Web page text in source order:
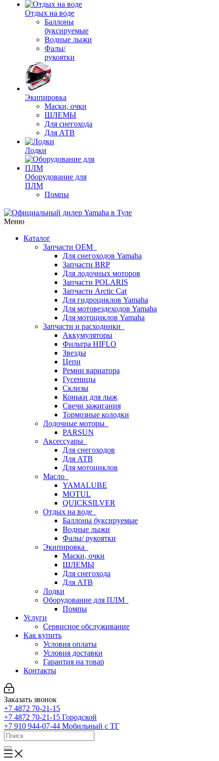
Отдых на воде
Баллоны
буксируемые
Водные лыжи
Фалы/
рукоятки
Экипировка
Маски, очки
ШЛЕМЫ
Для снегохода
Для АТВ
Лодки
Оборудование для
ПЛМ
Помпы
Меню
Каталог
Запчасти OEM
Для снегоходов Yamaha
Запчасти BRP
Для лодочных моторов
Запчасти POLARIS
Запчасти Arctic Cat
Для гидроциклов Yamaha
Для мотовездеходов Yamaha
Для мотоциклов Yamaha
Запчасти и расходники
Аккумуляторы
Фильтра HIFLO
Звезды
Цепи
Ремни вариатора
Гусеницы
Склизы
Коньки для лыж
Свечи зажигания
Тормозные колодки
Лодочные моторы
PARSUN
Аксессуары
Для снегоходов
Для АТВ
Для мотоциклов
Масло
YAMALUBE
MOTUL
QUICKSILVER
Отдых на воде
Баллоны буксируемые
Водные лыжи
Фалы/ рукоятки
Экипировка
Маски, очки
ШЛЕМЫ
Для снегохода
Для АТВ
Лодки
Оборудование для ПЛМ
Помпы
Услуги
Сервисное обслуживание
Как купить
Условия оплаты
Условия доставки
Гарантия на товар
Контакты
Заказать звонок
+7 4872 70-21-15
+7 4872 70-21-15 Городской
+7 910 944-07-44 Мобильный с ТГ